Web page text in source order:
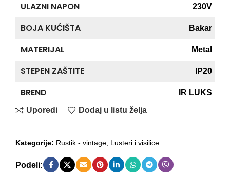
ULAZNI NAPON 230V
BOJA KUĆIŠTA Bakar
MATERIJAL Metal
STEPEN ZAŠTITE IP20
BREND
IR LUKS
Uporedi
Dodaj u listu želja
Kategorije: Rustik - vintage, Lusteri i visilice
Podeli: